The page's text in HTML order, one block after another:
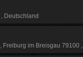
Deutschland
Freiburg im Breisgau 79100